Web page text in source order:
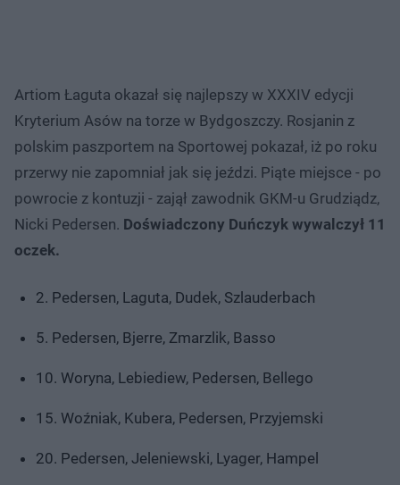
Artiom Łaguta okazał się najlepszy w XXXIV edycji
Kryterium Asów na torze w Bydgoszczy. Rosjanin z
polskim paszportem na Sportowej pokazał, iż po roku
przerwy nie zapomniał jak się jeździ. Piąte miejsce - po
powrocie z kontuzji - zajął zawodnik GKM-u Grudziądz,
Nicki Pedersen. Doświadczony Duńczyk wywalczył 11
oczek.
2. Pedersen, Laguta, Dudek, Szlauderbach
5. Pedersen, Bjerre, Zmarzlik, Basso
10. Woryna, Lebiediew, Pedersen, Bellego
15. Woźniak, Kubera, Pedersen, Przyjemski
20. Pedersen, Jeleniewski, Lyager, Hampel